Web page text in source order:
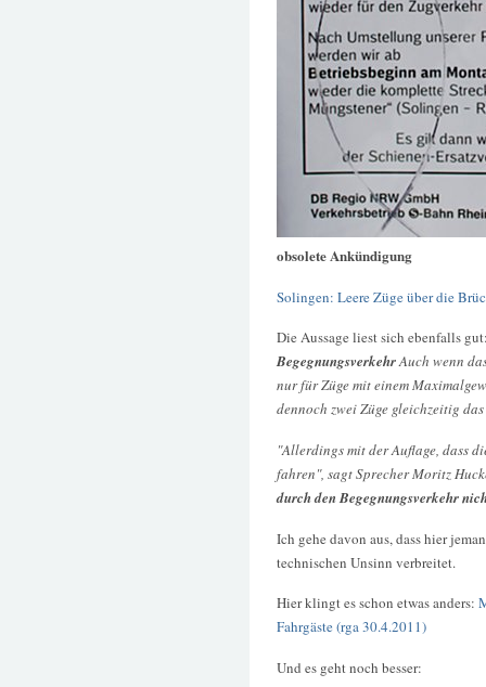
obsolete Ankündigung
Solingen: Leere Züge über die
Die Aussage liest sich ebenfalls
BegegnungsverkehrAuch wenn
nur für Züge mit einem
dennoch zwei Züge gleichzeitig
"Allerdings mit der Auflage, dass
fahren", sagt Sprecher Moritz
durch den Begegnungsverkehr
Ich gehe davon aus, dass hier
technischen Unsinn verbreitet.
Hier klingt es schon etwas anders:
Fahrgäste (rga 30.4.2011)
Und es geht noch besser: